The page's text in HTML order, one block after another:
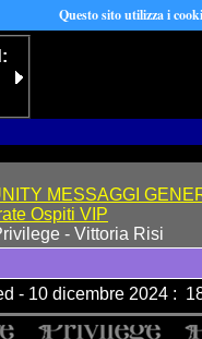
MESSAGGI
Ospiti VIP
- Vittoria Risi
- 10 dicembre 2024 :
Questo sito utilizza i